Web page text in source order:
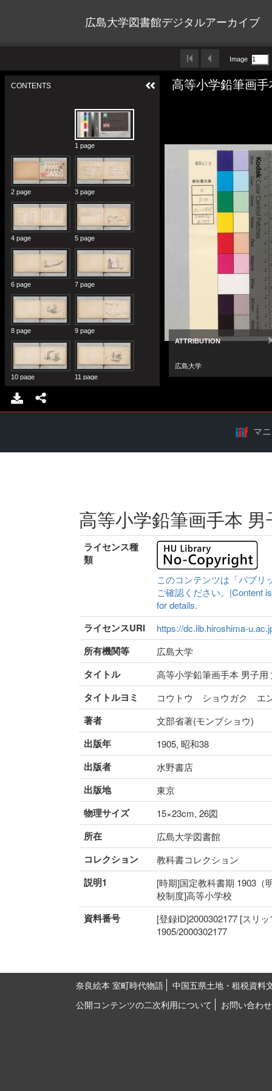
広島大学図書館デジタルアーカイブ
マ
高等小学鉛筆画手本
ライセンス種
類
このコンテンツは「パブリ
ご確認ください。|Content
for details.
ライセンスURI https://dc.lib.hiroshima-
所有機関等 広島大学
タイトル 高等小学鉛筆画手本 男子用
タイトルヨミ コウトウ ショウガク エ
著者 文部省著(モンブショウ)
出版年 1905, 昭和38
出版者 水野書店
出版地 東京
物理サイズ 15×23cm, 26図
所在 広島大学図書館
コレクション 教科書コレクション
説明1
[時期]国定教科書期 1903（
校制度]高等小学校
資料番号
[登録ID]2000302177 [スリ
1905/2000302177
奈良絵本 室町時代物語
中国五県土地・租税資料
公開コンテンツの二次利用について
お問い合わせ